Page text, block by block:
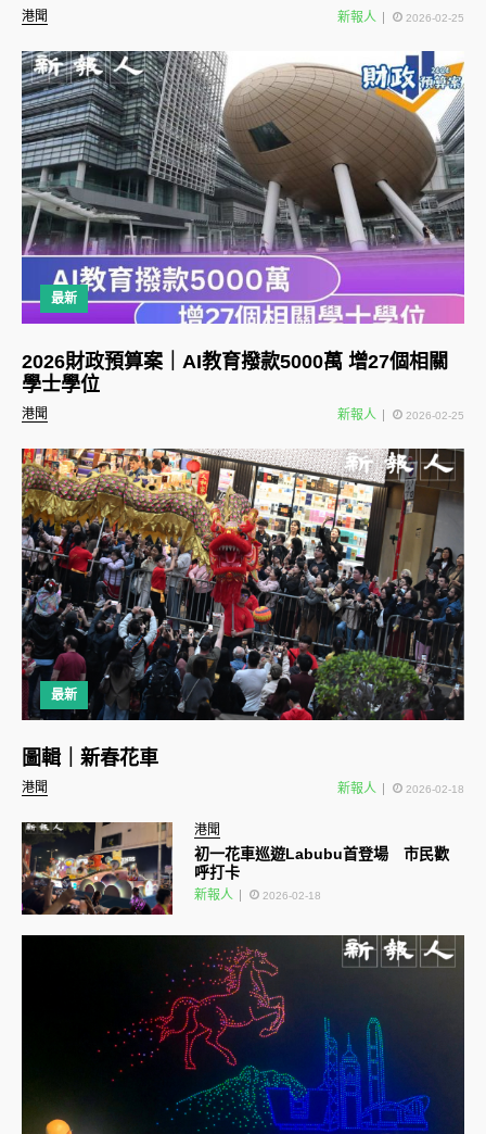
港聞 新報人 2026-02-25
最新
港聞
2026財政預算案｜AI教育撥款5000萬 增27個相關
學士學位
新報人 2026-02-25
最新
港聞
圖輯｜新春花車
新報人 2026-02-18
港聞
初一花車巡遊Labubu首登場 市民歡
呼打卡
新報人 2026-02-18